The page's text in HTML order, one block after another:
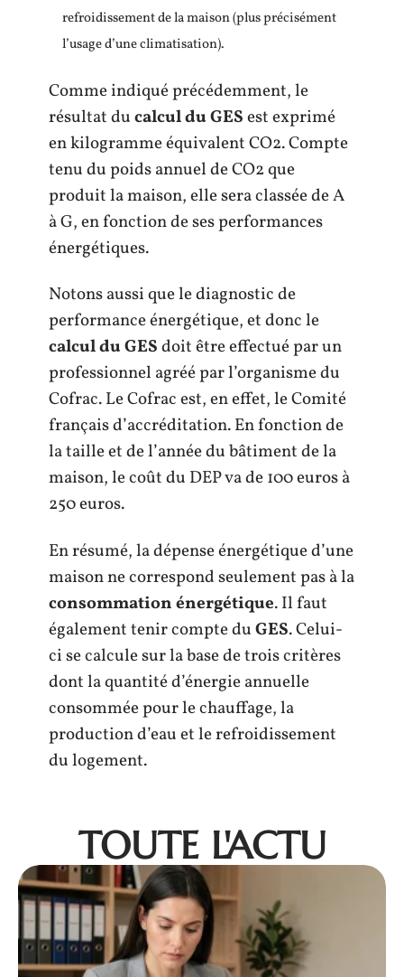
refroidissement de la maison (plus précisément
l’usage d’une climatisation).
Comme indiqué précédemment, le
résultat ducalcul du GESest exprimé
en kilogramme équivalent CO2. Compte
tenu du poids annuel de CO2 que
produit la maison, elle sera classée de A
à G, en fonction de ses performances
énergétiques.
Notons aussi que le diagnostic de
performance énergétique, et donc le
calcul du GESdoit être effectué par un
professionnel agréé par l’organisme du
Cofrac. Le Cofrac est, en effet, le Comité
français d’accréditation. En fonction de
la taille et de l’année du bâtiment de la
maison, le coût du DEP va de 100 euros à
250 euros.
En résumé, la dépense énergétique d’une
maison ne correspond seulement pas à la
consommation énergétique. Il faut
également tenir compte duGES. Celui-
ci se calcule sur la base de trois critères
dont la quantité d’énergie annuelle
consommée pour le chauffage, la
production d’eau et le refroidissement
du logement.
TOUTE L'ACTU